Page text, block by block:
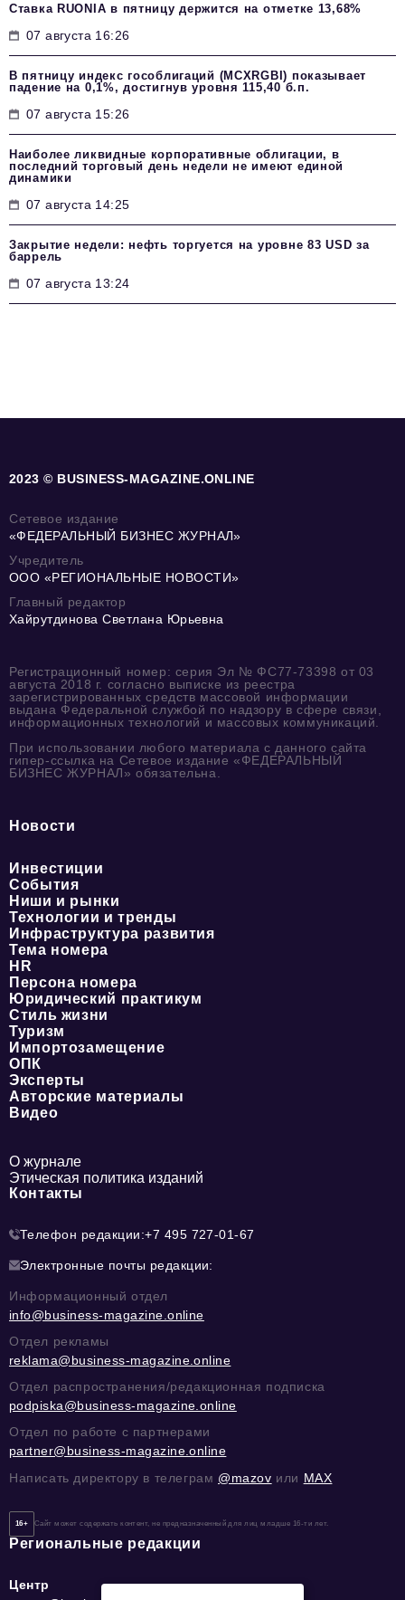
Ставка RUONIA в пятницу держится на отметке 13,68%
07 августа 16:26
В пятницу индекс гособлигаций (MCXRGBI) показывает
падение на 0,1%, достигнув уровня 115,40 б.п.
07 августа 15:26
Наиболее ликвидные корпоративные облигации, в
последний торговый день недели не имеют единой
динамики
07 августа 14:25
Закрытие недели: нефть торгуется на уровне 83 USD за
баррель
07 августа 13:24
2023 © BUSINESS-MAGAZINE.ONLINE
Сетевое издание
«ФЕДЕРАЛЬНЫЙ БИЗНЕС ЖУРНАЛ»
Учредитель
ООО «РЕГИОНАЛЬНЫЕ НОВОСТИ»
Главный редактор
Хайрутдинова Светлана Юрьевна
Регистрационный номер: серия Эл № ФС77-73398 от 03
августа 2018 г. согласно выписке из реестра
зарегистрированных средств массовой информации
выдана Федеральной службой по надзору в сфере связи,
информационных технологий и массовых коммуникаций.
При использовании любого материала с данного сайта
гипер-ссылка на Сетевое издание «ФЕДЕРАЛЬНЫЙ
БИЗНЕС ЖУРНАЛ» обязательна.
Новости
Инвестиции
События
Ниши и рынки
Технологии и тренды
Инфраструктура развития
Тема номера
HR
Персона номера
Юридический практикум
Стиль жизни
Туризм
Импортозамещение
ОПК
Эксперты
Авторские материалы
Видео
О журнале
Этическая политика изданий
Контакты
Телефон редакции:+7 495 727-01-67
Электронные почты редакции:
Информационный отдел
info@business-magazine.online
Отдел рекламы
reklama@business-magazine.online
Отдел распространения/редакционная подписка
podpiska@business-magazine.online
Отдел по работе с партнерами
partner@business-magazine.online
Написать директору в телеграм @mazov или MAX
16+ Сайт может содержать контент, не предназначенный для лиц младше 16-ти лет.
Региональные редакции
Центр